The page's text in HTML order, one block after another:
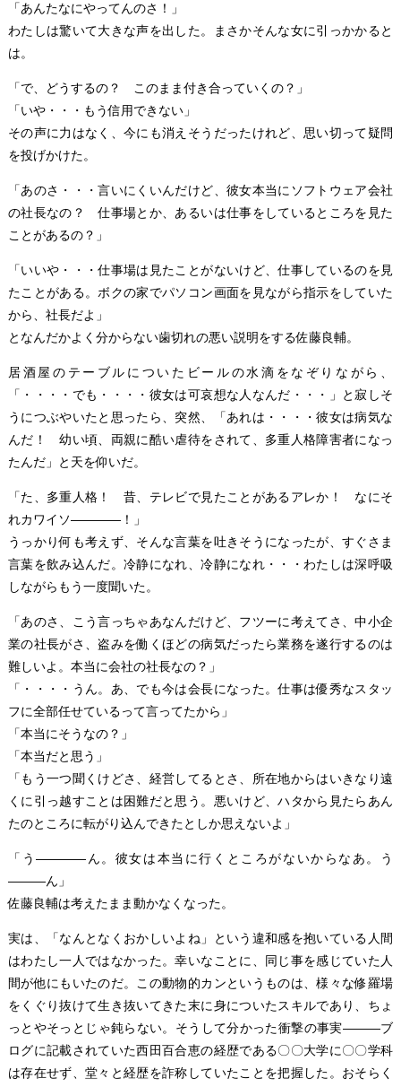
「あんたなにやってんのさ！」
わたしは驚いて大きな声を出した。まさかそんな女に引っかかると
は。
「で、どうするの？ このまま付き合っていくの？」
「いや・・・もう信用できない」
その声に力はなく、今にも消えそうだったけれど、思い切って疑問
を投げかけた。
「あのさ・・・言いにくいんだけど、彼女本当にソフトウェア会社
の社長なの？ 仕事場とか、あるいは仕事をしているところを見た
ことがあるの？」
「いいや・・・仕事場は見たことがないけど、仕事しているのを見
たことがある。ボクの家でパソコン画面を見ながら指示をしていた
から、社長だよ」
となんだかよく分からない歯切れの悪い説明をする佐藤良輔。
居酒屋のテーブルについたビールの水滴をなぞりながら、
「・・・・でも・・・・彼女は可哀想な人なんだ・・・」と寂しそ
うにつぶやいたと思ったら、突然、「あれは・・・・彼女は病気な
んだ！ 幼い頃、両親に酷い虐待をされて、多重人格障害者になっ
たんだ」と天を仰いだ。
「た、多重人格！ 昔、テレビで見たことがあるアレか！ なにそ
れカワイソ――――！」
うっかり何も考えず、そんな言葉を吐きそうになったが、すぐさま
言葉を飲み込んだ。冷静になれ、冷静になれ・・・わたしは深呼吸
しながらもう一度聞いた。
「あのさ、こう言っちゃあなんだけど、フツーに考えてさ、中小企
業の社長がさ、盗みを働くほどの病気だったら業務を遂行するのは
難しいよ。本当に会社の社長なの？」
「・・・・うん。あ、でも今は会長になった。仕事は優秀なスタッ
フに全部任せているって言ってたから」
「本当にそうなの？」
「本当だと思う」
「もう一つ聞くけどさ、経営してるとさ、所在地からはいきなり遠
くに引っ越すことは困難だと思う。悪いけど、ハタから見たらあん
たのところに転がり込んできたとしか思えないよ」
「う――――ん。彼女は本当に行くところがないからなあ。う
―――ん」
佐藤良輔は考えたまま動かなくなった。
実は、「なんとなくおかしいよね」という違和感を抱いている人間
はわたし一人ではなかった。幸いなことに、同じ事を感じていた人
間が他にもいたのだ。この動物的カンというものは、様々な修羅場
をくぐり抜けて生き抜いてきた末に身についたスキルであり、ちょ
っとやそっとじゃ鈍らない。そうして分かった衝撃の事実―――ブ
ログに記載されていた西田百合恵の経歴である〇〇大学に〇〇学科
は存在せず、堂々と経歴を詐称していたことを把握した。おそらく